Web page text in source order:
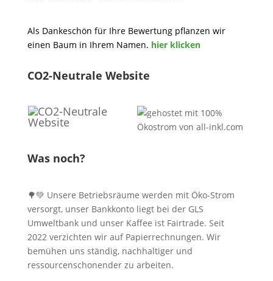
Als Dankeschön für Ihre Bewertung pflanzen wir
einen Baum in Ihrem Namen. hier klicken
CO2-Neutrale Website
Was noch?
🌳💚 Unsere Betriebsräume werden mit Öko-Strom
versorgt, unser Bankkonto liegt bei der GLS
Umweltbank und unser Kaffee ist Fairtrade. Seit
2022 verzichten wir auf Papierrechnungen. Wir
bemühen uns ständig, nachhaltiger und
ressourcenschonender zu arbeiten.